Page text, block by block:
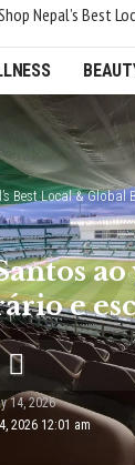
Best Local & Global
e
2026 12:01 am
14, 2026